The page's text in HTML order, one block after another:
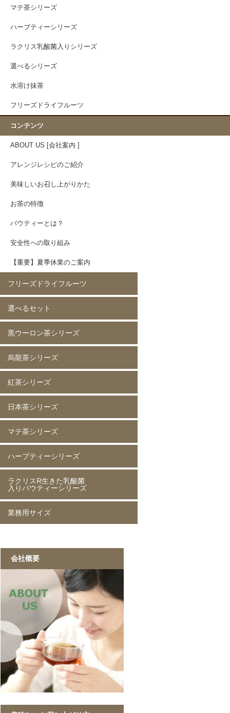
マテ茶シリーズ
ハーブティーシリーズ
ラクリス乳酸菌入りシリーズ
選べるシリーズ
水溶け抹茶
フリーズドライフルーツ
コンテンツ
ABOUT US [会社案内 ]
アレンジレシピのご紹介
美味しいお召し上がりかた
お茶の特徴
パウティーとは？
安全性への取り組み
【重要】夏季休業のご案内
フリーズドライフルーツ
イチゴ(5mm)60g
イチゴ(5mm)200g
イチゴ(8mm)200g
フレーズホール50g
フレーズホール150g
イチゴスライス
バナナ60g
バナナ200g
マンゴー60g
マンゴー200g
ラズベリー60g
ラズベリー200g
黄桃60g
黄桃200g
コーン200g
選べるセット
選べる 2種類
黒ウーロン茶シリーズ
黒ウーロン茶 80g
黒ウーロン茶 250g
黒ウーロン茶 1kg
ジャスミンが香る
黒ウーロン茶 80g
ジャスミンが香る
黒ウーロン茶 250g
ジャスミンが香る
黒ウーロン茶 1kg
ピーチ黒ウーロン茶 80g
ピーチ黒ウーロン茶 250g
バニラ黒ウーロン茶 80g
アセロラ黒ウーロン茶 80g
烏龍茶シリーズ
烏龍茶 80g
烏龍茶 250g
烏龍茶 1kg
ピーチ烏龍茶 80g
カシス烏龍茶 80g
アップル烏龍茶 80g
マスカット烏龍茶 80g
紅茶シリーズ
ストレート紅茶 無糖 80g
ストレート紅茶 無糖 250g
ストレート紅茶 無糖 1kg
アールグレイ紅茶 80g
アールグレイ紅茶 250g
レモンティー 80g
レモンティー 250g
キャラメルティー 80g
キャラメルティー 250g
アップルティー 80g
アップルティー 250g
トロピカルティー 250g
ストロベリーティー 250g
日本茶シリーズ
緑茶 80g
緑茶 250g
緑茶 1kg
香りほうじ茶 80g
ほうじ茶 250g
香り麦茶 80g
麦茶 250g
香ばしい麦茶 1kg
抹茶入り玄米茶 80g
玄米茶 250g
マテ茶シリーズ
ローストマテ茶 80g
ローストマテ茶 250g
コーヒー風味マテ茶 80g
コーヒー風味マテ茶 250g
ミントマテ茶 80g
ミントマテ茶 250g
オレンジマテ茶 80g
レモンマテ茶 80g
ハーブティーシリーズ
ジャスミン茶 80g
ジャスミン茶 250g
ルイボスティー 50g
ルイボスティー 250g
ラクリスR生きた乳酸菌
入りパウティーシリーズ
ラクリスR生きた乳酸菌入り
緑茶 40g
ラクリスR生きた乳酸菌入り
黒烏龍茶 40g
ラクリスR生きた乳酸菌入り
ジャスミン茶 40g
ラクリスR生きた乳酸菌入り
ルイボスティー 40g
業務用サイズ
黒ウーロン茶 1kg
会社概要